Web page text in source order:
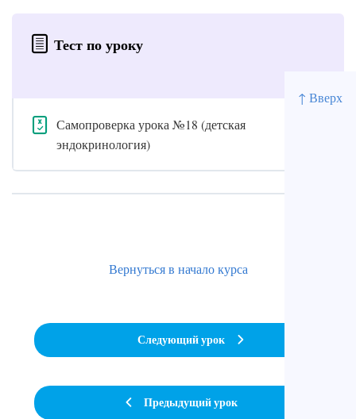
↑ Вверх
Тест по уроку
Самопроверка урока №18 (детская
эндокринология)
Предыдущий урок
Вернуться в начало курса
Следующий урок